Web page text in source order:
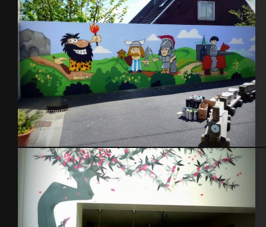
Ecole primaire sainte Jeanne D’Arc – Cherbourg 2014